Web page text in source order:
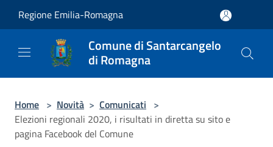
Regione Emilia-Romagna
Comune di Santarcangelo
di Romagna
Home > Novità > Comunicati >
Elezioni regionali 2020, i risultati in diretta su sito e
pagina Facebook del Comune